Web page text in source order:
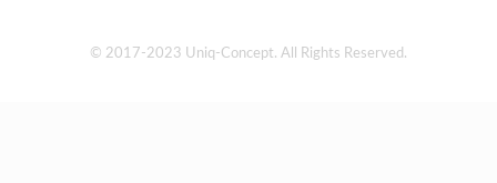
© 2017-2023 Uniq-Concept. All Rights Reserved.